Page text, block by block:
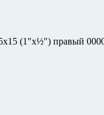
(1"х½") правый